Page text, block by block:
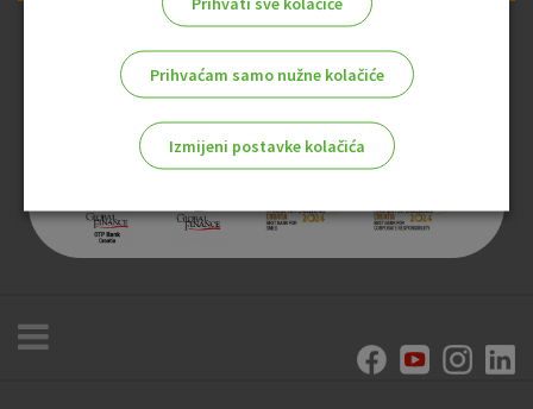
Prihvaćam samo nužne kolačiće
Izmijeni postavke kolačića